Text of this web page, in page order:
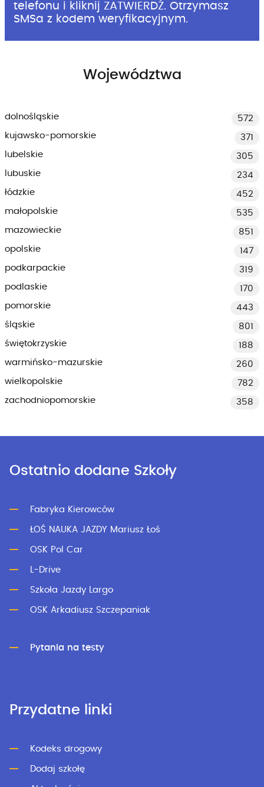
telefonu i kliknij ZATWIERDŹ. Otrzymasz
SMSa z kodem weryfikacyjnym.
Województwa
dolnośląskie
572
kujawsko-pomorskie
371
lubelskie
305
lubuskie
234
łódzkie
452
małopolskie
535
mazowieckie
851
opolskie
147
podkarpackie
319
podlaskie
170
pomorskie
443
śląskie
801
świętokrzyskie
188
warmińsko-mazurskie
260
wielkopolskie
782
zachodniopomorskie
358
Ostatnio dodane Szkoły
Fabryka Kierowców
ŁOŚ NAUKA JAZDY Mariusz Łoś
OSK Pol Car
L-Drive
Szkoła Jazdy Largo
OSK Arkadiusz Szczepaniak
Pytania na testy
Przydatne linki
Kodeks drogowy
Dodaj szkołę